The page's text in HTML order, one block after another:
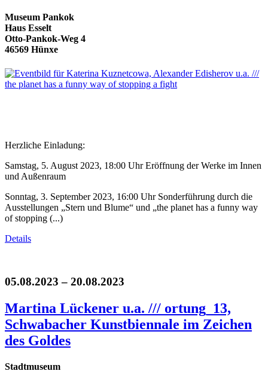
Museum Pankok
Haus Esselt
Otto-Pankok-Weg 4
46569 Hünxe
Herzliche Einladung:
Samstag, 5. August 2023, 18:00 Uhr Eröffnung der Werke im Innen
und Außenraum
Sonntag, 3. September 2023, 16:00 Uhr Sonderführung durch die
Ausstellungen „Stern und Blume“ und „the planet has a funny way
of stopping (...)
Details
05.08.2023 – 20.08.2023
Martina Lückener u.a. /// ortung_13,
Schwabacher Kunstbiennale im Zeichen
des Goldes
Stadtmuseum